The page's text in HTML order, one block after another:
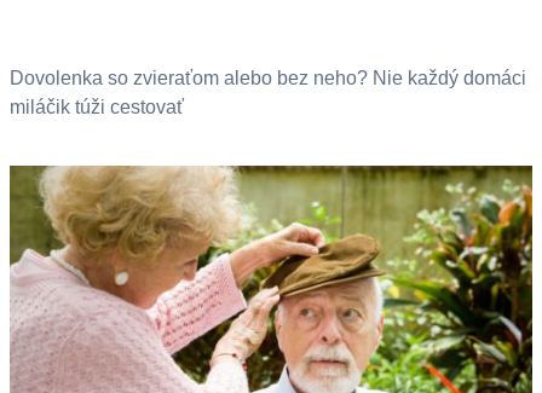
Dovolenka so zvieraťom alebo bez neho? Nie každý domáci
miláčik túži cestovať